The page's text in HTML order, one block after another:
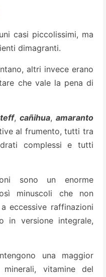
casi piccolissimi, ma
dimagranti.
altri invece erano
che vale la pena di
teff,cañihua,amaranto
al frumento, tutti tra
complessi e tutti
sono un enorme
minuscoli che non
eccessive raffinazioni
in versione integrale,
una maggior
vitamine del